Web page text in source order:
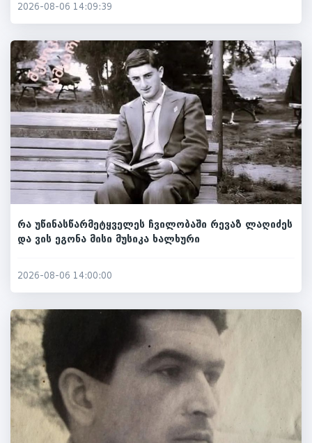
2026-08-06 14:09:39
რა უწინასწარმეტყველეს ჩვილობაში რევაზ ლაღიძეს
და ვის ეგონა მისი მუსიკა ხალხური
2026-08-06 14:00:00